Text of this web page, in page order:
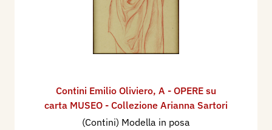
Contini Emilio Oliviero, A - OPERE su
carta MUSEO - Collezione Arianna Sartori
(Contini) Modella in posa